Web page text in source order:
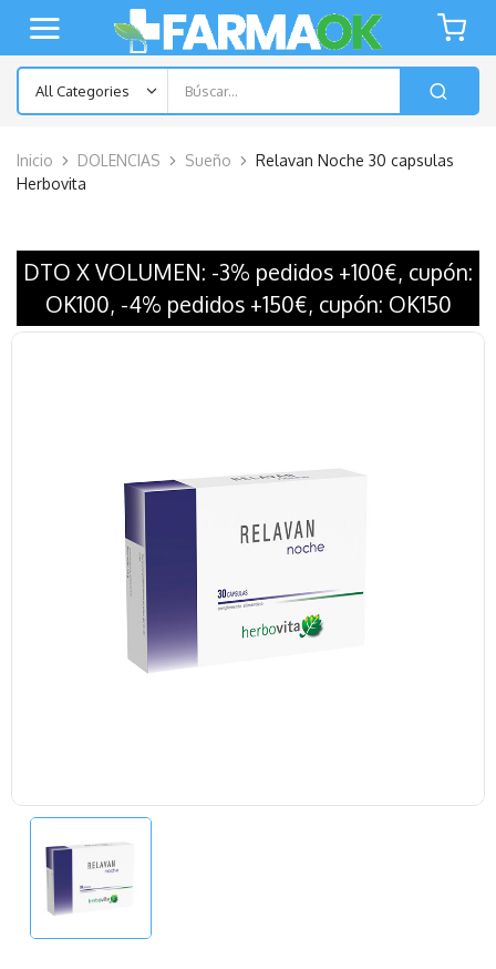
Inicio DOLENCIAS Sueño
Relavan Noche 30 capsulas
Herbovita
DTO X VOLUMEN: -3% pedidos +100€, cupón:
OK100, -4% pedidos +150€, cupón: OK150